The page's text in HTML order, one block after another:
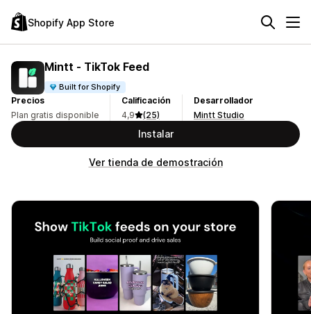
Shopify App Store
Mintt ‑ TikTok Feed
Built for Shopify
Precios
Plan gratis disponible
Calificación
4,9
(25)
Desarrollador
Mintt Studio
Instalar
Ver tienda de demostración